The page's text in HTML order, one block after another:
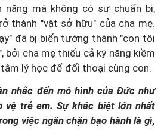
năng mà không có sự chuẩn bị,
thành "vật sở hữu" của cha mẹ.
đã bị biến tướng thành "con tôi
bởi cha mẹ thiếu cả kỹ năng kiềm
lý học để đối thoại cùng con.
nhắc đến mô hình của Đức như
vệ trẻ em. Sự khác biệt lớn nhất
việc ngăn chặn bạo hành là gì,